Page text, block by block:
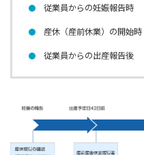
従業員からの妊娠報告時
産休（産前休業）の開始時
従業員からの出産報告後